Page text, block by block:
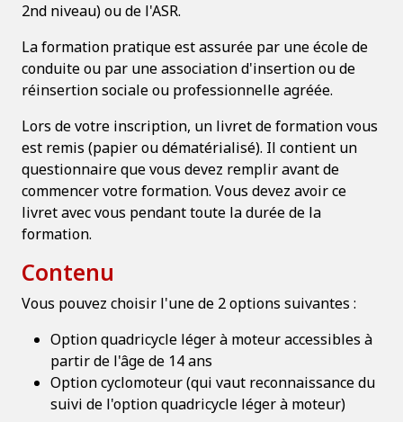
2nd niveau) ou de l'ASR.
La formation pratique est assurée par une école de
conduite ou par une association d'insertion ou de
réinsertion sociale ou professionnelle agréée.
Lors de votre inscription, un livret de formation vous
est remis (papier ou dématérialisé). Il contient un
questionnaire que vous devez remplir avant de
commencer votre formation. Vous devez avoir ce
livret avec vous pendant toute la durée de la
formation.
Contenu
Vous pouvez choisir l'une de 2 options suivantes :
Option quadricycle léger à moteur accessibles à
partir de l'âge de 14 ans
Option cyclomoteur (qui vaut reconnaissance du
suivi de l'option quadricycle léger à moteur)